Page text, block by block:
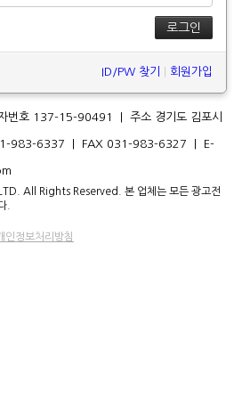
ID/PW 찾기 회원가입
번호 137-15-90491 | 주소 경기도 김포시
983-6337 | FAX 031-983-6327 | E-
All Rights Reserved. 본 업체는 모든 광고전
.
인정보처리방침